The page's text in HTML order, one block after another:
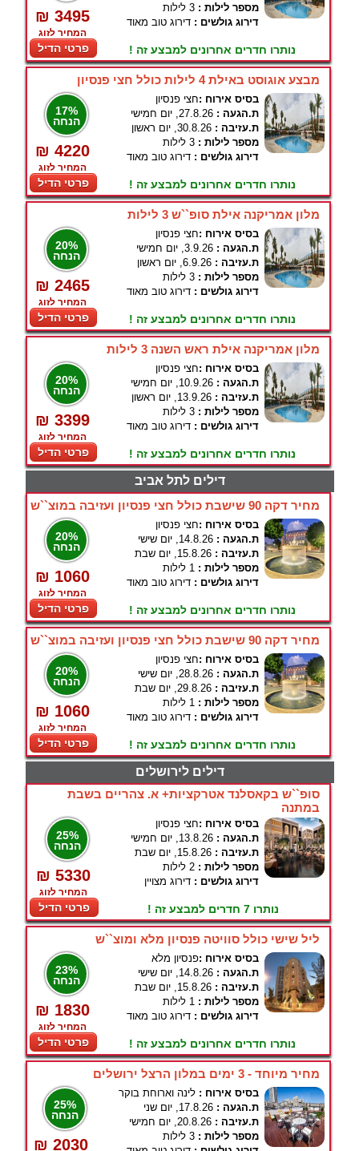
₪ 3495
המחיר לזוג
פרטי הדיל
מספר לילות : 3 לילות
דירוג גולשים : דירוג טוב מאוד
נותרו חדרים אחרונים למבצע זה !
מבצע אוגוסט באילת 4 לילות כולל חצי פנסיון
17%
הנחה
₪ 4220
המחיר לזוג
פרטי הדיל
בסיס אירוח :חצי פנסיון
ת.הגעה : 27.8.26, יום חמישי
ת.עזיבה : 30.8.26, יום ראשון
מספר לילות : 3 לילות
דירוג גולשים : דירוג טוב מאוד
נותרו חדרים אחרונים למבצע זה !
מלון אמריקנה אילת סופ``ש 3 לילות
20%
הנחה
₪ 2465
המחיר לזוג
פרטי הדיל
בסיס אירוח :חצי פנסיון
ת.הגעה : 3.9.26, יום חמישי
ת.עזיבה : 6.9.26, יום ראשון
מספר לילות : 3 לילות
דירוג גולשים : דירוג טוב מאוד
נותרו חדרים אחרונים למבצע זה !
מלון אמריקנה אילת ראש השנה 3 לילות
20%
הנחה
₪ 3399
המחיר לזוג
פרטי הדיל
בסיס אירוח :חצי פנסיון
ת.הגעה : 10.9.26, יום חמישי
ת.עזיבה : 13.9.26, יום ראשון
מספר לילות : 3 לילות
דירוג גולשים : דירוג טוב מאוד
נותרו חדרים אחרונים למבצע זה !
דילים לתל אביב
מחיר דקה 90 שישבת כולל חצי פנסיון ועזיבה במוצ``ש
20%
הנחה
₪ 1060
המחיר לזוג
פרטי הדיל
בסיס אירוח :חצי פנסיון
ת.הגעה : 14.8.26, יום שישי
ת.עזיבה : 15.8.26, יום שבת
מספר לילות : 1 לילות
דירוג גולשים : דירוג טוב מאוד
נותרו חדרים אחרונים למבצע זה !
מחיר דקה 90 שישבת כולל חצי פנסיון ועזיבה במוצ``ש
20%
הנחה
₪ 1060
המחיר לזוג
פרטי הדיל
בסיס אירוח :חצי פנסיון
ת.הגעה : 28.8.26, יום שישי
ת.עזיבה : 29.8.26, יום שבת
מספר לילות : 1 לילות
דירוג גולשים : דירוג טוב מאוד
נותרו חדרים אחרונים למבצע זה !
דילים לירושלים
סופ``ש בקאסלנד אטרקציות+ א. צהריים בשבת
במתנה
25%
הנחה
₪ 5330
המחיר לזוג
פרטי הדיל
בסיס אירוח :חצי פנסיון
ת.הגעה : 13.8.26, יום חמישי
ת.עזיבה : 15.8.26, יום שבת
מספר לילות : 2 לילות
דירוג גולשים : דירוג מצויין
נותרו 7 חדרים למבצע זה !
ליל שישי כולל סוויטה פנסיון מלא ומוצ``ש
23%
הנחה
₪ 1830
המחיר לזוג
פרטי הדיל
בסיס אירוח :פנסיון מלא
ת.הגעה : 14.8.26, יום שישי
ת.עזיבה : 15.8.26, יום שבת
מספר לילות : 1 לילות
דירוג גולשים : דירוג טוב מאוד
נותרו חדרים אחרונים למבצע זה !
מחיר מיוחד - 3 ימים במלון הרצל ירושלים
25%
הנחה
₪ 2030
בסיס אירוח : לינה וארוחת בוקר
ת.הגעה : 17.8.26, יום שני
ת.עזיבה : 20.8.26, יום חמישי
מספר לילות : 3 לילות